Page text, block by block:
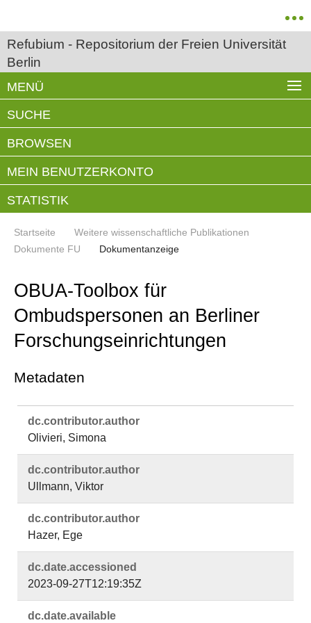
Refubium - Repositorium der Freien Universität
Berlin
MENÜ
SUCHE
BROWSEN
MEIN BENUTZERKONTO
STATISTIK
Startseite
Weitere wissenschaftliche Publikationen
Dokumente FU
Dokumentanzeige
OBUA-Toolbox für
Ombudspersonen an Berliner
Forschungseinrichtungen
Metadaten
dc.​contributor.​author
Olivieri, Simona
dc.​contributor.​author
Ullmann, Viktor
dc.​contributor.​author
Hazer, Ege
dc.​date.​accessioned
2023-09-27T12:19:35Z
dc.​date.​available